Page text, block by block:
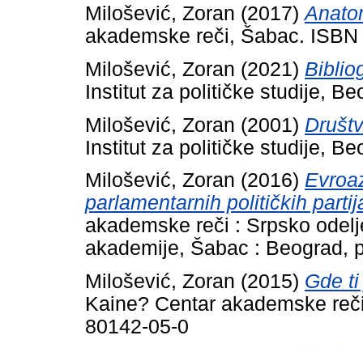
Milošević, Zoran (2017)
akademske reči, Šabac.
Milošević, Zoran (2021)
Institut za političke studije,
Milošević, Zoran (2001)
Institut za političke studije,
Milošević, Zoran (2016)
parlamentarnih političkih
akademske reči : Srpsko
akademije, Šabac : Beograd,
Milošević, Zoran (2015) Gde
Kaine? Centar akademske
80142-05-0